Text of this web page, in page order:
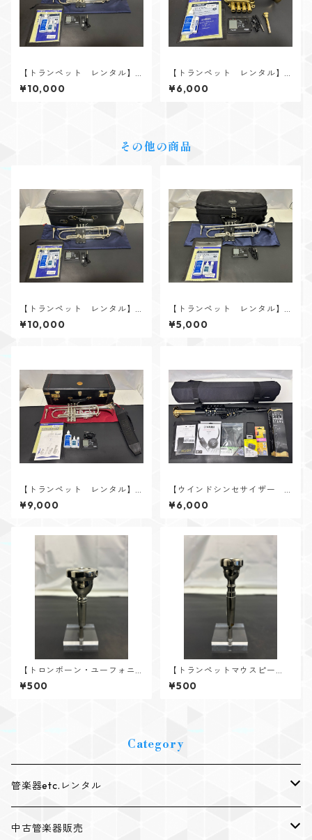
【トランペット レンタル】Y
AMAHA（ヤマハ） YTR-833
5S Xeno 現行モデル（Xeno第
¥10,000
【トランペット レンタル】A
ntoine Courtois（クルトワ）
ピッコロトランペット ロ
¥6,000
その他の商品
【トランペット レンタル】Y
AMAHA（ヤマハ） YTR-833
5S Xeno 現行モデル（Xeno第
¥10,000
【トランペット レンタル】Y
AMAHA（ヤマハ） YTR-433
5GSⅡ
¥5,000
【トランペット レンタル】V.
Bach（バック） 180ML37 S
P
¥9,000
【ウインドシンセサイザー
レンタル】YAMAHA（ヤマ
ハ） YDS-150 デジタルサ
¥6,000
【トロンボーン・ユーフォニ
アムマウスピース レンタ
ル】V.Bach（バック） 5GS
¥500
【トランペットマウスピー
ス レンタル】V.Bach（バッ
ク） 5B ノーコーポ
¥500
Category
管楽器etc.レンタル
レンタルトランペット
中古管楽器販売